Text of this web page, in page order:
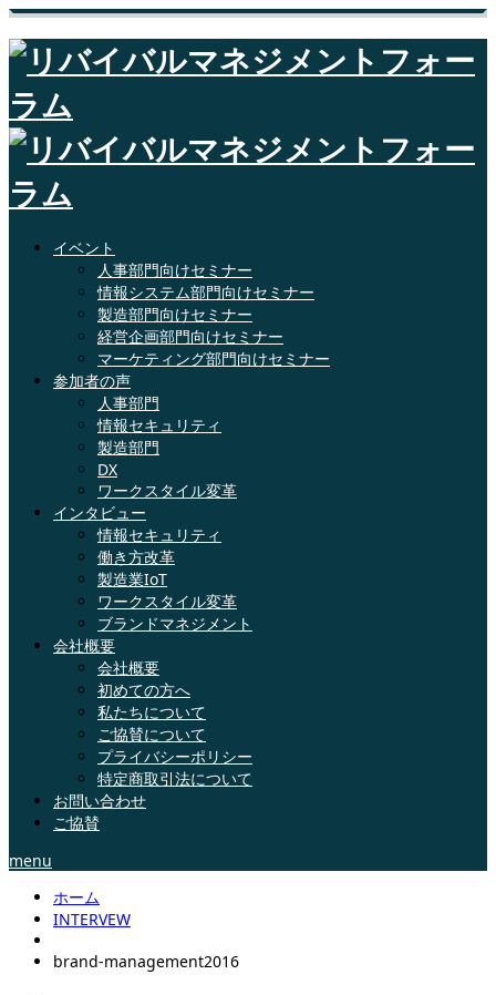
イベント
人事部門向けセミナー
情報システム部門向けセミナー
製造部門向けセミナー
経営企画部門向けセミナー
マーケティング部門向けセミナー
参加者の声
人事部門
情報セキュリティ
製造部門
DX
ワークスタイル変革
インタビュー
情報セキュリティ
働き方改革
製造業IoT
ワークスタイル変革
ブランドマネジメント
会社概要
会社概要
初めての方へ
私たちについて
ご協賛について
プライバシーポリシー
特定商取引法について
お問い合わせ
ご協賛
menu
ホーム
INTERVEW
brand-management2016